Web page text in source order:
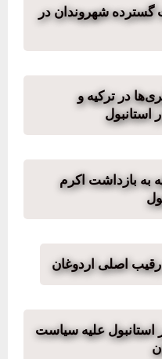
شهروندان در
در ترکیه و
بە بازداشت اکرم
اصلی اردوغان
استانبول علیه سیاست